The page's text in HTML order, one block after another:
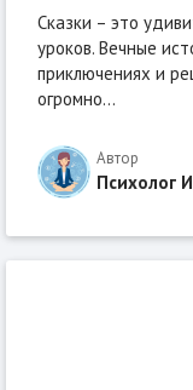
Сказки – это
уроков. Вечные
приключениях и
огромно...
Автор
Психолог